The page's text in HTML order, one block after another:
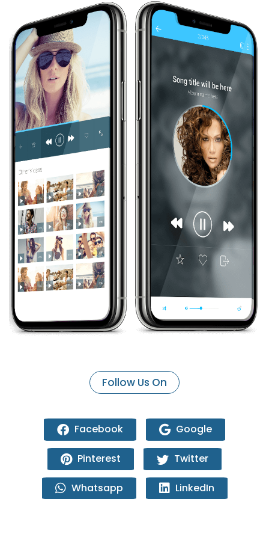
Follow Us On
Facebook Google
Pinterest Twitter
Whatsapp LinkedIn